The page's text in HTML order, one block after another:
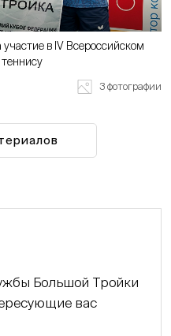
3 фотографии
в IV Всероссийском
Большой Тройки
вас